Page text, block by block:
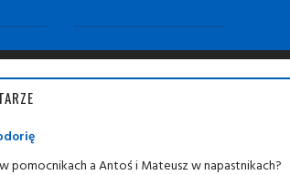
pomocnikach a Antoś i Mateusz w napastnikach?